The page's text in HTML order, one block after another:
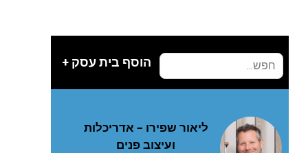
הוסף בית עסק +
ליאור שפירו – אדריכלות
ועיצוב פנים